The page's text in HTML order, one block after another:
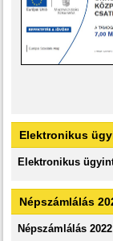
Elektronikus
Elektronikus
Népszámlálás
Népszámlálás 2022